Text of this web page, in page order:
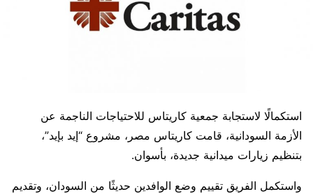
استكمالًا لاستجابة جمعية كاريتاس للاحتياجات الناجمة عن
الأزمة السودانية، قامت كاريتاس مصر، مشروع “إيد بإيد”،
بتنظيم زيارات ميدانية جديدة، بأسوان.
واستكمل الفريق تقييم وضع الوافدين حديثًا من السودان، وتقديم